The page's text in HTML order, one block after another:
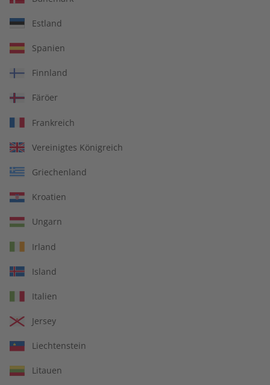
Jahrgang 2025
€ 149,90
écoute Übungsheft
€ 69,90
Estland
Spanien
Finnland
Färöer
Frankreich
Vereinigtes Königreich
Griechenland
Kroatien
Ungarn
Irland
Island
Italien
Jersey
Liechtenstein
Litauen